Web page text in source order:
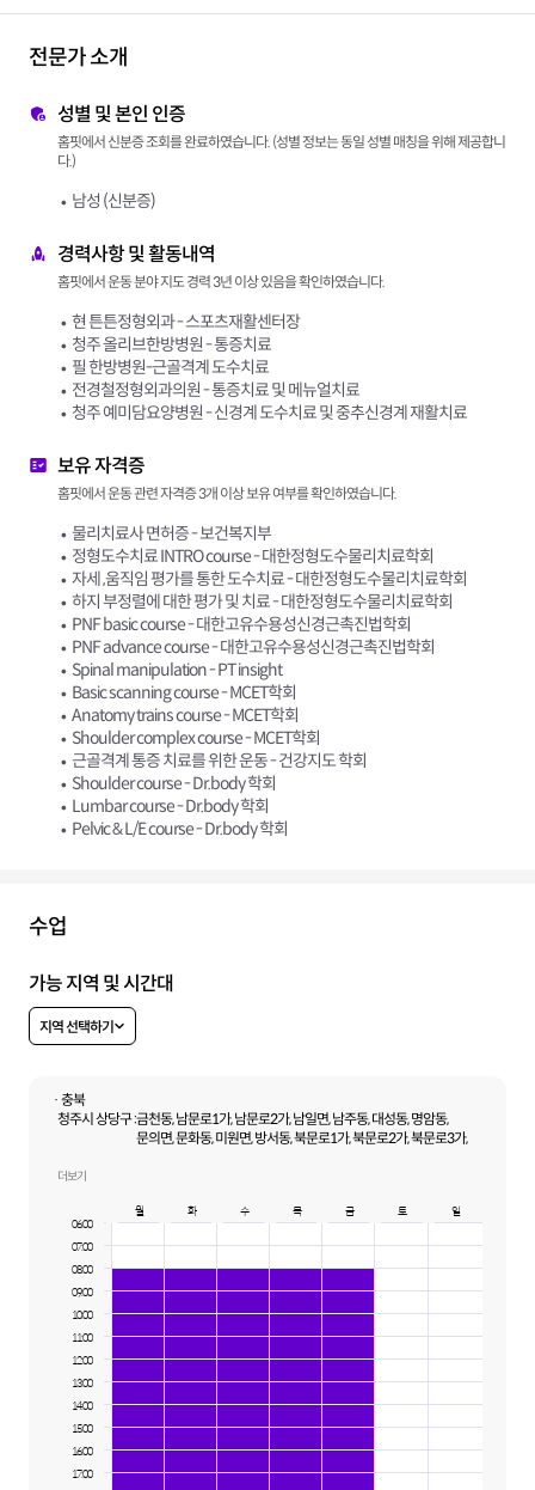
전문가 소개
성별 및 본인 인증
홈핏에서 신분증 조회를 완료하였습니다. (성별 정보는 동일 성별 매칭을 위해 제공합니
다.)
남성 (신분증)
경력사항 및 활동내역
홈핏에서 운동 분야 지도 경력 3년 이상 있음을 확인하였습니다.
현 튼튼정형외과 - 스포츠재활센터장
청주 올리브한방병원 - 통증치료
필 한방병원-근골격계 도수치료
전경철정형외과의원 - 통증치료 및 메뉴얼치료
청주 예미담요양병원 - 신경계 도수치료 및 중추신경계 재활치료
보유 자격증
홈핏에서 운동 관련 자격증 3개 이상 보유 여부를 확인하였습니다.
물리치료사 면허증 - 보건복지부
정형도수치료 INTRO course - 대한정형도수물리치료학회
자세 ,움직임 평가를 통한 도수치료 - 대한정형도수물리치료학회
하지 부정렬에 대한 평가 및 치료 - 대한정형도수물리치료학회
PNF basic course - 대한고유수용성신경근촉진법학회
PNF advance course - 대한고유수용성신경근촉진법학회
Spinal manipulation - PT insight
Basic scanning course - MCET학회
Anatomy trains course - MCET학회
Shoulder complex course - MCET학회
근골격계 통증 치료를 위한 운동 - 건강지도 학회
Shoulder course - Dr.body 학회
Lumbar course - Dr.body 학회
Pelvic & L/E course - Dr.body 학회
수업
가능 지역 및 시간대
지역 선택하기
· 충북
청주시 상당구 :금천동, 남문로1가, 남문로2가, 남일면, 남주동, 대성동, 명암동,
문의면, 문화동, 미원면, 방서동, 북문로1가, 북문로2가, 북문로3가,
성화동, 수곡동, 장성동, 장암동, 죽림동
청주시 흥덕구 :
신봉동, 신성동, 신전동, 신촌동, 외북동, 운천동, 원평동, 정봉동,
석소동, 송절동, 휴암동, 가경동
청주시 청원구 :우암동, 율량동, 정북동, 외평동, 외남동, 내덕동, 주중동, 주성동,
더보기
월 화 수 목 금 토
일
06:00
07:00
08:00
09:00
10:00
11:00
12:00
13:00
14:00
15:00
16:00
17:00